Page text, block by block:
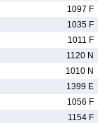
1097 F
1035 F
1011 F
1120 N
1010 N
1399 E
1056 F
1154 F